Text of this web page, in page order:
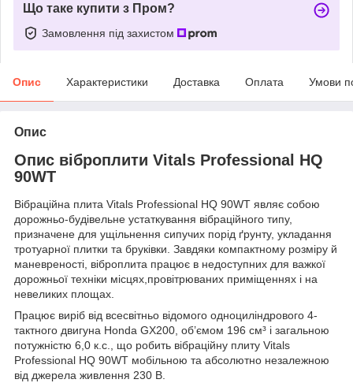
Що таке купити з Пром?
Замовлення під захистом
Опис Характеристики Доставка Оплата Умови
Опис
Опис віброплити Vitals Professional HQ
90WT
Вібраційна плита Vitals Professional HQ 90WT являє собою
дорожньо-будівельне устаткування вібраційного типу,
призначене для ущільнення сипучих порід ґрунту, укладання
тротуарної плитки та бруківки. Завдяки компактному розміру й
маневреності, віброплита працює в недоступних для важкої
дорожньої техніки місцях,провітрюваних приміщеннях і на
невеликих площах.
Працює виріб від всесвітньо відомого одноциліндрового 4-
тактного двигуна Honda GX200, об’ємом 196 см³ і загальною
потужністю 6,0 к.с., що робить вібраційну плиту Vitals
Professional HQ 90WT мобільною та абсолютно незалежною
від джерела живлення 230 В.